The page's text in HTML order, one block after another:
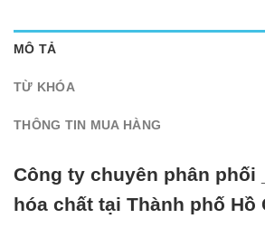
MÔ TẢ
TỪ KHÓA
THÔNG TIN MUA HÀNG
Công ty chuyên phân phối
hóa chất tại Thành phố Hồ